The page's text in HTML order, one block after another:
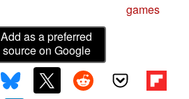
games
Add as a preferred
source on Google